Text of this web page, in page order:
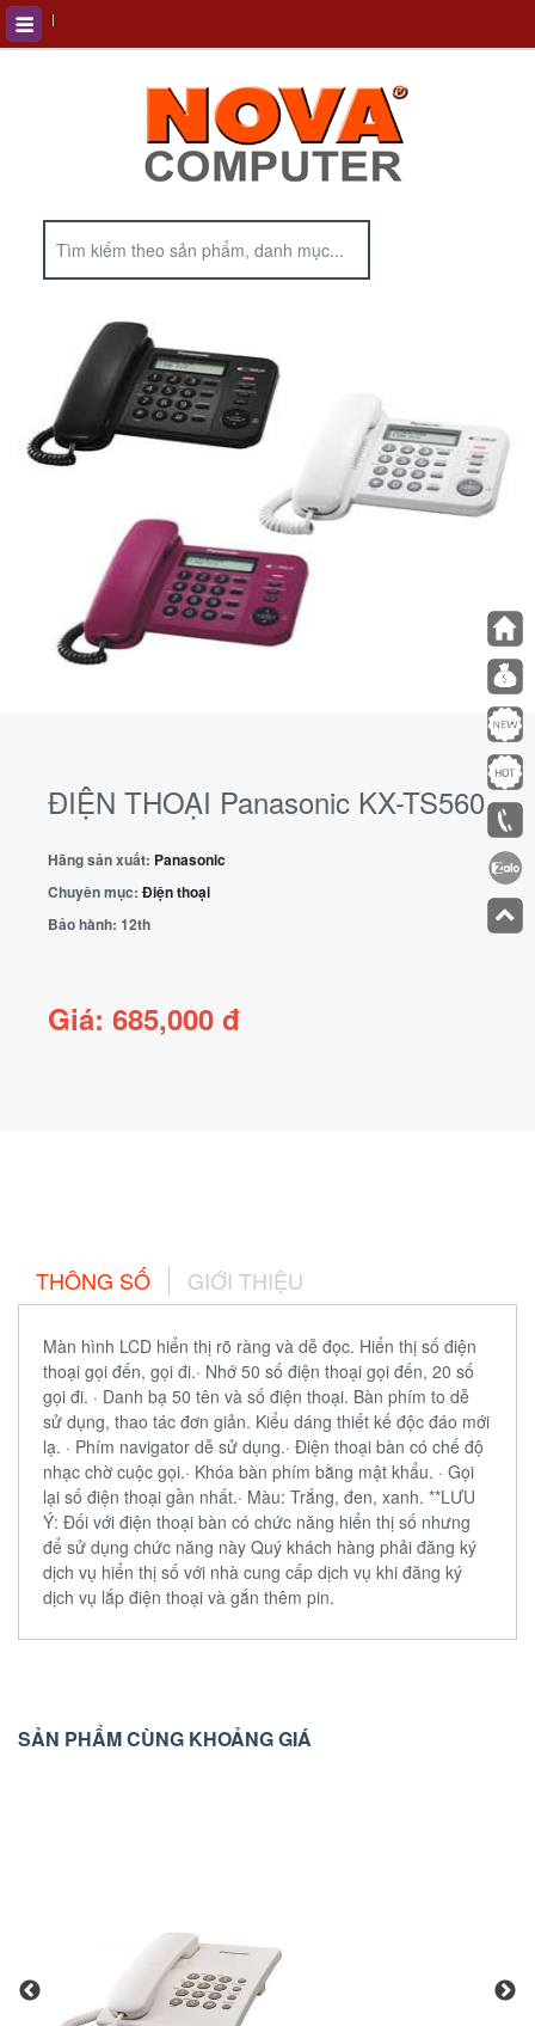
ĐIỆN THOẠI Panasonic KX-TS560
Hãng sản xuất: Panasonic
Chuyên mục: Điện thoại
Bảo hành: 12th
Giá: 685,000 đ
THÔNG SỐ GIỚI THIỆU
Màn hình LCD hiển thị rõ ràng và dễ đọc. Hiển thị số điện
thoại gọi đến, gọi đi.· Nhớ 50 số điện thoại gọi đến, 20 số
gọi đi. · Danh bạ 50 tên và số điện thoại. Bàn phím to dễ
sử dụng, thao tác đơn giản. Kiểu dáng thiết kế độc đáo mới
lạ. · Phím navigator dễ sử dụng.· Điện thoại bàn có chế độ
nhạc chờ cuộc gọi.· Khóa bàn phím bằng mật khẩu. · Gọi
lại số điện thoại gần nhất.· Màu: Trắng, đen, xanh. **LƯU
Ý: Đối với điện thoại bàn có chức năng hiển thị số nhưng
để sử dụng chức năng này Quý khách hàng phải đăng ký
dịch vụ hiển thị số với nhà cung cấp dịch vụ khi đăng ký
dịch vụ lắp điện thoại và gắn thêm pin.
SẢN PHẨM CÙNG KHOẢNG GIÁ